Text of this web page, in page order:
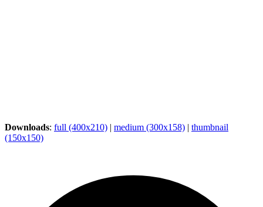
Downloads: full (400x210) | medium (300x158) | thumbnail
(150x150)